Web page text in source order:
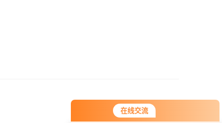
在线交流